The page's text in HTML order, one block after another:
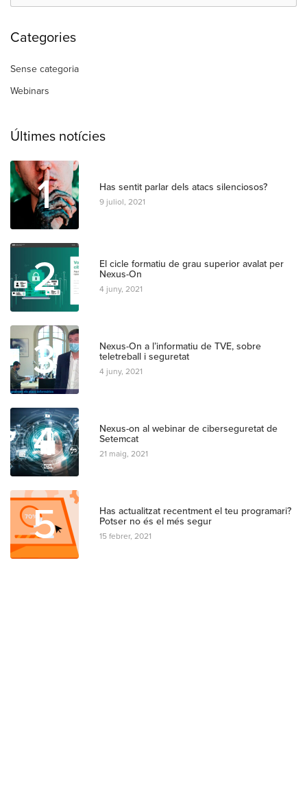
Categories
Sense categoria
Webinars
Últimes notícies
1 Has sentit parlar dels atacs silenciosos?
9 juliol, 2021
2
El cicle formatiu de grau superior avalat per
Nexus-On
4 juny, 2021
3
Nexus-On a l’informatiu de TVE, sobre
teletreball i seguretat
4 juny, 2021
4
Nexus-on al webinar de ciberseguretat de
Setemcat
21 maig, 2021
5
Has actualitzat recentment el teu programari?
Potser no és el més segur
15 febrer, 2021